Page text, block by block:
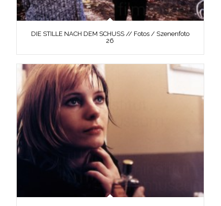
DIE STILLE NACH DEM SCHUSS // Fotos / Szenenfoto
26